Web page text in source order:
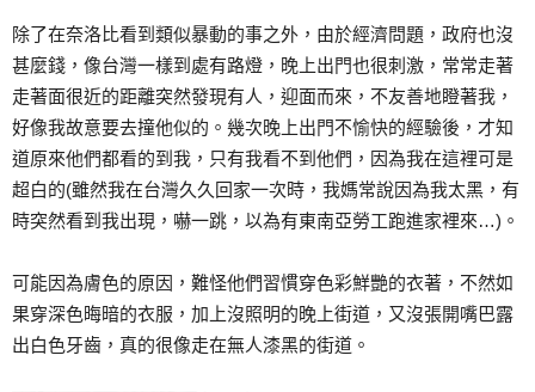
除了在奈洛比看到類似暴動的事之外，由於經濟問題，政府也沒
甚麼錢，像台灣一樣到處有路燈，晚上出門也很刺激，常常走著
走著面很近的距離突然發現有人，迎面而來，不友善地瞪著我，
好像我故意要去撞他似的。幾次晚上出門不愉快的經驗後，才知
道原來他們都看的到我，只有我看不到他們，因為我在這裡可是
超白的(雖然我在台灣久久回家一次時，我媽常說因為我太黑，有
時突然看到我出現，嚇一跳，以為有東南亞勞工跑進家裡來…)。
可能因為膚色的原因，難怪他們習慣穿色彩鮮艷的衣著，不然如
果穿深色晦暗的衣服，加上沒照明的晚上街道，又沒張開嘴巴露
出白色牙齒，真的很像走在無人漆黑的街道。